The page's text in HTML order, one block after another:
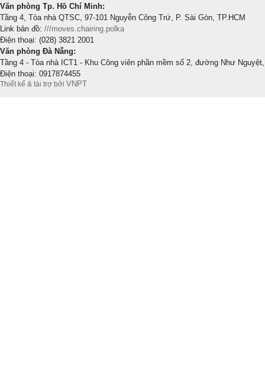
Văn phòng Tp. Hồ Chí Minh:
Tầng 4, Tòa nhà QTSC, 97-101 Nguyễn Công Trứ, P. Sài Gòn, TP.HCM
Link bản đồ: ///moves.chairing.polka
Điện thoại: (028) 3821 2001
Văn phòng Đà Nẵng:
Tầng 4 - Tòa nhà ICT1 - Khu Công viên phần mềm số 2, đường Như
Điện thoại: 0917874455
Thiết kế & tài trợ bởi VNPT